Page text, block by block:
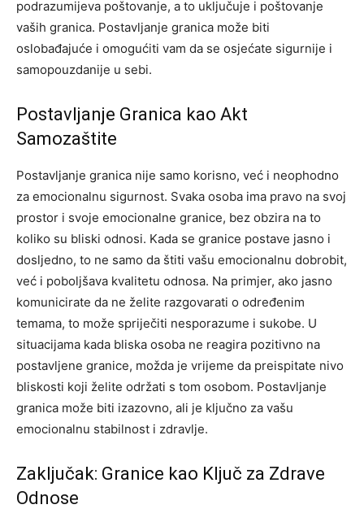
podrazumijeva poštovanje, a to uključuje i poštovanje
vaših granica. Postavljanje granica može biti
oslobađajuće i omogućiti vam da se osjećate sigurnije i
samopouzdanije u sebi.
Postavljanje Granica kao Akt
Samozaštite
Postavljanje granica nije samo korisno, već i neophodno
za emocionalnu sigurnost. Svaka osoba ima pravo na svoj
prostor i svoje emocionalne granice, bez obzira na to
koliko su bliski odnosi. Kada se granice postave jasno i
dosljedno, to ne samo da štiti vašu emocionalnu dobrobit,
već i poboljšava kvalitetu odnosa. Na primjer, ako jasno
komunicirate da ne želite razgovarati o određenim
temama, to može spriječiti nesporazume i sukobe. U
situacijama kada bliska osoba ne reagira pozitivno na
postavljene granice, možda je vrijeme da preispitate nivo
bliskosti koji želite održati s tom osobom. Postavljanje
granica može biti izazovno, ali je ključno za vašu
emocionalnu stabilnost i zdravlje.
Zaključak: Granice kao Ključ za Zdrave
Odnose